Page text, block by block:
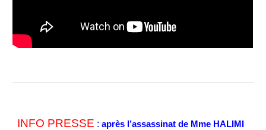
INFO PRESSE : après l’assassinat de Mme HALIMI